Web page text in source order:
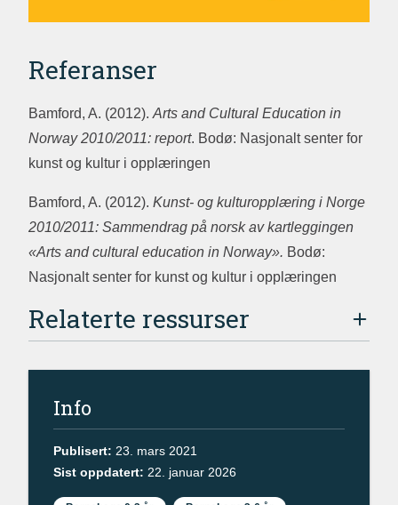
Referanser
Bamford, A. (2012). Arts and Cultural Education in
Norway 2010/2011: report. Bodø: Nasjonalt senter for
kunst og kultur i opplæringen
Bamford, A. (2012). Kunst- og kulturopplæring i Norge
2010/2011: Sammendrag på norsk av kartleggingen
«Arts and cultural education in Norway». Bodø:
Nasjonalt senter for kunst og kultur i opplæringen
Relaterte ressurser
Info
Publisert: 23. mars 2021
Sist oppdatert: 22. januar 2026